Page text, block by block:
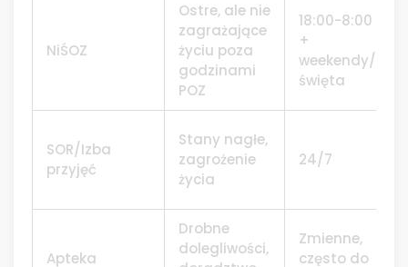
NiŚOZ
Ostre, ale nie
zagrażające
życiu poza
godzinami
POZ
18:00-8:00
+
weekendy/
święta
SOR/Izba
przyjęć
Stany nagłe,
zagrożenie
życia
24/7
Apteka
Drobne
dolegliwości,
Zmienne,
często do